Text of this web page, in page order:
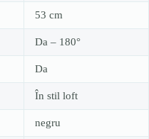
53 cm
Da – 180°
Da
În stil loft
negru